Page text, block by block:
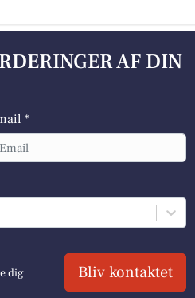
AF DIN
*
dig
Bliv kontaktet